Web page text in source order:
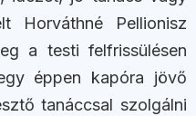
Horváthné Pellionisz
a testi felfrissülésen
éppen kapóra jövő
tanáccsal szolgálni